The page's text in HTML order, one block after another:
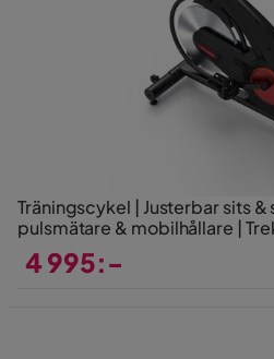
Träningscykel | Justerbar sits
4 995:-